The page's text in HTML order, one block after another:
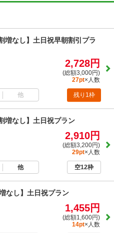
増なし】土日祝早朝割引プラ
2,728円
(総額3,000円)
27pt×人数
他 残り1枠
増なし】土日祝プラン
2,910円
(総額3,200円)
29pt×人数
他 空12枠
なし】土日祝プラン
1,455円
(総額1,600円)
14pt×人数